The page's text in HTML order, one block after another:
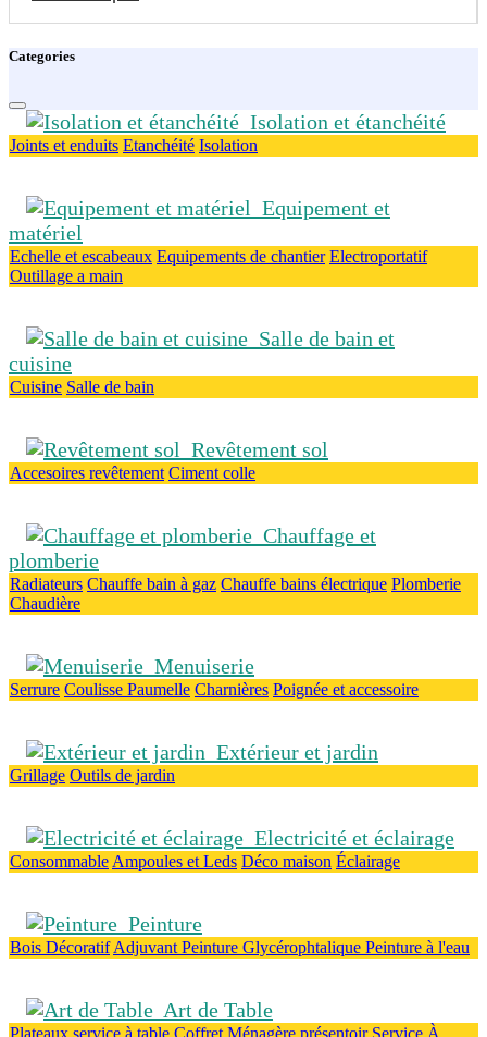
Categories
Isolation et étanchéité
Joints et enduits Etanchéité Isolation
Equipement et
matériel
Echelle et escabeaux Equipements de chantier Electroportatif
Outillage a main
Salle de bain et
cuisine
Cuisine Salle de bain
Revêtement sol
Accesoires revêtement Ciment colle
Chauffage et
plomberie
Radiateurs Chauffe bain à gaz Chauffe bains électrique Plomberie
Chaudière
Menuiserie
Serrure Coulisse Paumelle Charnières Poignée et accessoire
Extérieur et jardin
Grillage Outils de jardin
Electricité et éclairage
Consommable Ampoules et Leds Déco maison Éclairage
Peinture
Bois Décoratif Adjuvant Peinture Glycérophtalique Peinture à l'eau
Art de Table
Plateaux service à table Coffret Ménagère présentoir Service À